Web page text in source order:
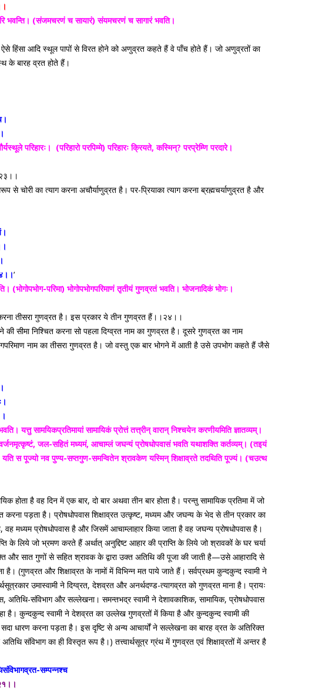
भवन्ति। (संजमचरणं च सायारं) संयमचरणं च सागारं भवति।
हिंसा आदि स्थूल पापों से विरत होने को अणुव्रत कहते हैं वे पाँच होते हैं। जो अणुव्रतों का
के बारह व्रत होते हैं।
परिहारः। (परिहारो परपिम्मे) परिहारः क्रियते, कस्मिन्? परप्रेम्णि परदारे।
का त्याग करना अचौर्याणुव्रत है। पर-प्रियाका त्याग करना ब्रह्मचर्याणुव्रत है और
‘
(भोगोपभोग-परिमा) भोगोपभोगपरिमाणं तृतीयं गुणव्रतं भवति। भोजनादिकं भोगः।
तीसरा गुणव्रत है। इस प्रकार ये तीन गुणव्रत हैं।।२४।।
सीमा निश्चित करना सो पहला दिग्व्रत नाम का गुणव्रत है। दूसरे गुणव्रत का नाम
नाम का तीसरा गुणव्रत है। जो वस्तु एक बार भोगने में आती है उसे उपभोग कहते हैं जैसे
यत्तु सामयिकप्रतिमायां सामायिकं प्रोत्तं तत्त्रीन् वारान् निश्चयेन करणीयमिति ज्ञातव्यम्।
जल-सहितं मध्यमं, आचाम्लं जघन्यं प्रोषधोपवासं भवति यथाशक्ति कर्तव्यम्। (तइयं
यति स पूज्यो नव पुण्य-सप्तगुण-समन्वितेन श्रावकेण यस्मिन् शिक्षाव्रते तदथिति पूज्यं। (चउत्थ
होता है वह दिन में एक बार, दो बार अथवा तीन बार होता है। परन्तु सामायिक प्रतिमा में जो
करना पड़ता है। प्रोषधोपवास शिक्षाव्रत उत्कृष्ट, मध्यम और जघन्य के भेद से तीन प्रकार का
मध्यम प्रोषधोपवास है और जिसमें आचाम्लाहार किया जाता है वह जघन्य प्रोषधोपवास है।
के लिये जो भ्रमण करते हैं अर्थात् अनुद्दिष्ट आहार की प्राप्ति के लिये जो श्रावकों के घर चर्या
सात गुणों से सहित श्रावक के द्वारा उक्त अतिथि की पूजा की जाती है—उसे आहारादि से
(गुणव्रत और शिक्षाव्रत के नामों में विभिन्न मत पाये जाते हैं। सर्वप्रथम कुन्दकुन्द स्वामी ने
उमास्वामी ने दिग्व्रत, देशव्रत और अनर्थदण्ड-त्यागव्रत को गुणव्रत माना है। प्रायः
अतिथि-संविभाग और सल्लेखना। समन्तभद्र स्वामी ने देशावकाशिक, सामायिक, प्रोषधोपवास
कहा है। कुन्दकुन्द स्वामी ने देशव्रत का उल्लेख गुणव्रतों में किया है और कुन्दकुन्द स्वामी की
धारण करना पड़ता है। इस दृष्टि से अन्य आचार्यों ने सल्लेखना का बारह व्रत के अतिरिक्त
संविभाग का ही विस्तृत रूप है।) तत्त्वार्थसूत्र ग्रंथ में गुणव्रत एवं शिक्षाव्रतों में अन्तर है
सम्पन्नश्च